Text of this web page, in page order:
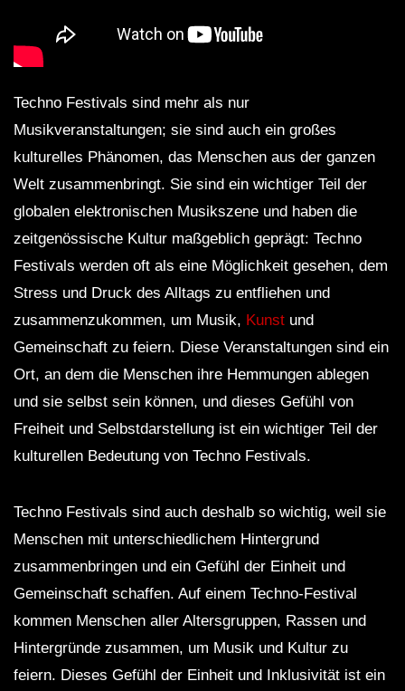
Techno Festivals sind mehr als nur
Musikveranstaltungen; sie sind auch ein großes
kulturelles Phänomen, das Menschen aus der ganzen
Welt zusammenbringt. Sie sind ein wichtiger Teil der
globalen elektronischen Musikszene und haben die
zeitgenössische Kultur maßgeblich geprägt: Techno
Festivals werden oft als eine Möglichkeit gesehen, dem
Stress und Druck des Alltags zu entfliehen und
zusammenzukommen, um Musik, Kunst und
Gemeinschaft zu feiern. Diese Veranstaltungen sind ein
Ort, an dem die Menschen ihre Hemmungen ablegen
und sie selbst sein können, und dieses Gefühl von
Freiheit und Selbstdarstellung ist ein wichtiger Teil der
kulturellen Bedeutung von Techno Festivals.
Techno Festivals sind auch deshalb so wichtig, weil sie
Menschen mit unterschiedlichem Hintergrund
zusammenbringen und ein Gefühl der Einheit und
Gemeinschaft schaffen. Auf einem Techno-Festival
kommen Menschen aller Altersgruppen, Rassen und
Hintergründe zusammen, um Musik und Kultur zu
feiern. Dieses Gefühl der Einheit und Inklusivität ist ein